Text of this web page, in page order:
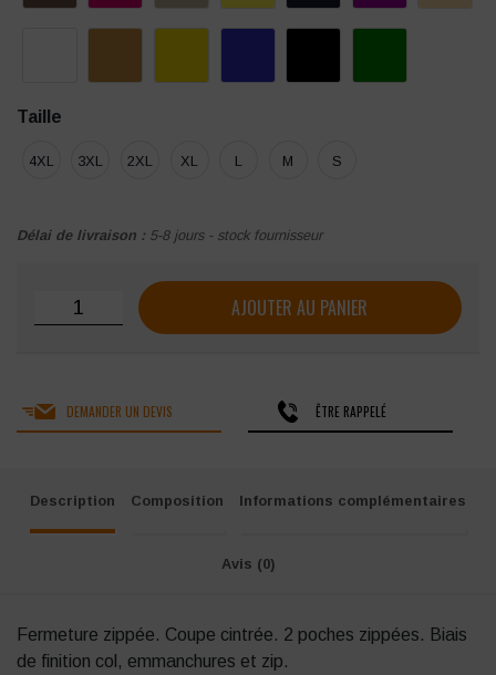
Taille
4XL 3XL 2XL XL L M S
Délai de livraison : 5-8 jours - stock fournisseur
quantité de Gilet micropolaire femme Kariban Mélodie
AJOUTER AU PANIER
DEMANDER UN DEVIS ÊTRE RAPPELÉ
Description Composition Informations complémentaires
Avis (0)
Fermeture zippée. Coupe cintrée. 2 poches zippées. Biais
de finition col, emmanchures et zip.